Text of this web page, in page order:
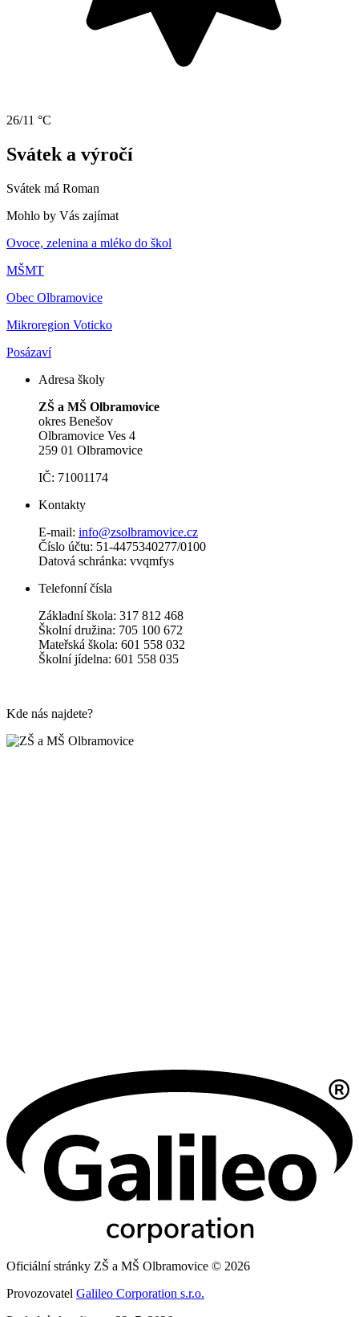
26/11 °C
Svátek a výročí
Svátek má Roman
Mohlo by Vás zajímat
Ovoce, zelenina a mléko do škol
MŠMT
Obec Olbramovice
Mikroregion Voticko
Posázaví
Adresa školy
ZŠ a MŠ Olbramovice
okres Benešov
Olbramovice Ves 4
259 01 Olbramovice
IČ: 71001174
Kontakty
E-mail: info@zsolbramovice.cz
Číslo účtu: 51-4475340277/0100
Datová schránka: vvqmfys
Telefonní čísla
Základní škola: 317 812 468
Školní družina: 705 100 672
Mateřská škola: 601 558 032
Školní jídelna: 601 558 035
Kde nás najdete?
Oficiální stránky ZŠ a MŠ Olbramovice © 2026
Provozovatel Galileo Corporation s.r.o.